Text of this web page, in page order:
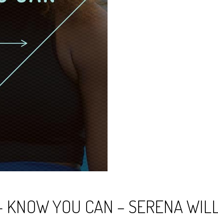
KNOW YOU CAN – SERENA